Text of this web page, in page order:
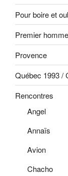
Pour boire et
Premier
Provence
Québec 1993 /
Rencontres
Angel
Annaïs
Avion
Chacho